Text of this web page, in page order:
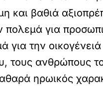
και βαθιά
πολεμά για
για την οικογένειά
τους ανθρώπους
ηρωικός